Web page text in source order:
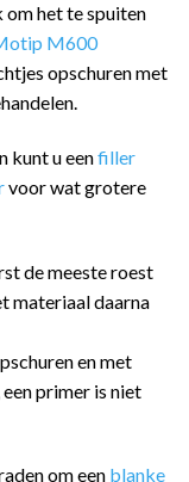
het te spuiten
M600
opschuren met
kunt u eenfiller
voor wat grotere
de meeste roest
materiaal daarna
en met
primer is niet
om een blanke